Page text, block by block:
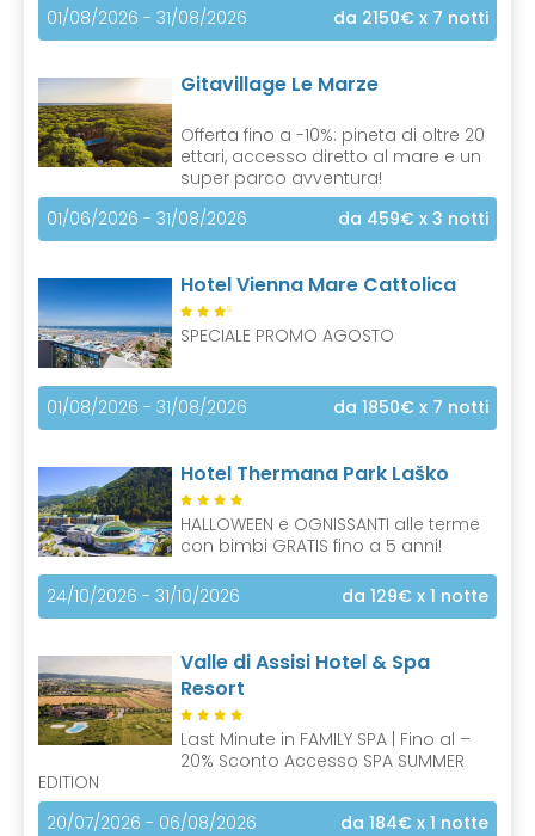
01/08/2026 - 31/08/2026 da 2150€ x 7 notti
Gitavillage Le Marze
Offerta fino a -10%: pineta di oltre 20
ettari, accesso diretto al mare e un
super parco avventura!
01/06/2026 - 31/08/2026
da 459€ x 3 notti
Hotel Vienna Mare Cattolica
S
SPECIALE PROMO AGOSTO
01/08/2026 - 31/08/2026 da 1850€ x 7 notti
Hotel Thermana Park Laško
HALLOWEEN e OGNISSANTI alle terme
con bimbi GRATIS fino a 5 anni!
24/10/2026 - 31/10/2026 da 129€ x 1 notte
Valle di Assisi Hotel & Spa
Resort
Last Minute in FAMILY SPA | Fino al –
20% Sconto Accesso SPA SUMMER
EDITION
20/07/2026 - 06/08/2026
da 184€ x 1 notte